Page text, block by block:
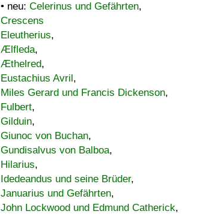
• neu: Celerinus und Gefährten,
Crescens
Eleutherius,
Ælfleda,
Æthelred,
Eustachius Avril,
Miles Gerard und Francis Dickenson,
Fulbert,
Gilduin,
Giunoc von Buchan,
Gundisalvus von Balboa,
Hilarius,
Idedeandus und seine Brüder,
Januarius und Gefährten,
John Lockwood und Edmund Catherick,